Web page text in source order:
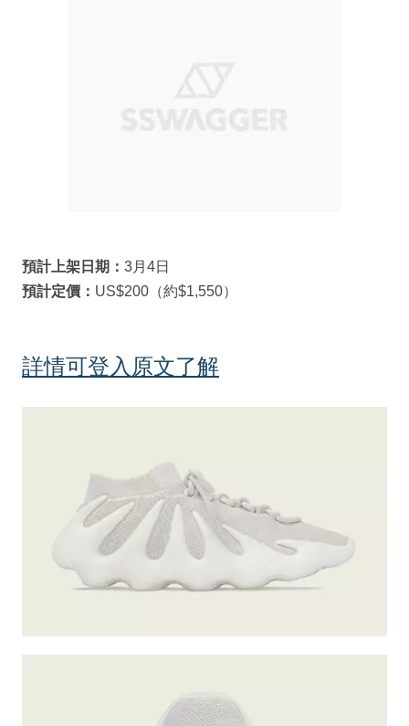
預計上架日期： 3月4日
預計定價： US$200（約$1,550）
詳情可登入原文了解